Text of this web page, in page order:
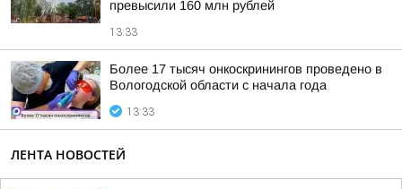
превысили 160 млн рублей
13:33
Более 17 тысяч онкоскринингов проведено в
Вологодской области с начала года
13:33
ЛЕНТА НОВОСТЕЙ